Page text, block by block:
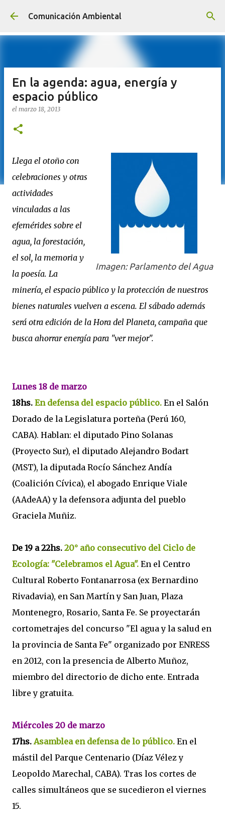
Ir al contenido principal
Comunicación Ambiental
En la agenda: agua, energía y
espacio público
el marzo 18, 2013
Imagen: Parlamento del Agua
Llega el otoño con
celebraciones y otras
actividades
vinculadas a las
efemérides sobre el
agua, la forestación,
el sol, la memoria y
la poesía. La
minería, el espacio público y la protección de nuestros
bienes naturales vuelven a escena. El sábado además
será otra edición de la Hora del Planeta, campaña que
busca ahorrar energía para "ver mejor".
Lunes 18 de marzo
18hs. En defensa del espacio público. En el Salón
Dorado de la Legislatura porteña (Perú 160,
CABA). Hablan: el diputado Pino Solanas
(Proyecto Sur), el diputado Alejandro Bodart
(MST), la diputada Rocío Sánchez Andía
(Coalición Cívica), el abogado Enrique Viale
(AAdeAA) y la defensora adjunta del pueblo
Graciela Muñiz.
De 19 a 22hs. 20° año consecutivo del Ciclo de
Ecología: "Celebramos el Agua". En el Centro
Cultural Roberto Fontanarrosa (ex Bernardino
Rivadavia), en San Martín y San Juan, Plaza
Montenegro, Rosario, Santa Fe. Se proyectarán
cortometrajes del concurso "El agua y la salud en
la provincia de Santa Fe" organizado por ENRESS
en 2012, con la presencia de Alberto Muñoz,
miembro del directorio de dicho ente. Entrada
libre y gratuita.
Miércoles 20 de marzo
17hs.Asamblea en defensa de lo público. En el
mástil del Parque Centenario (Díaz Vélez y
Leopoldo Marechal, CABA). Tras los cortes de
calles simultáneos que se sucedieron el viernes
15.